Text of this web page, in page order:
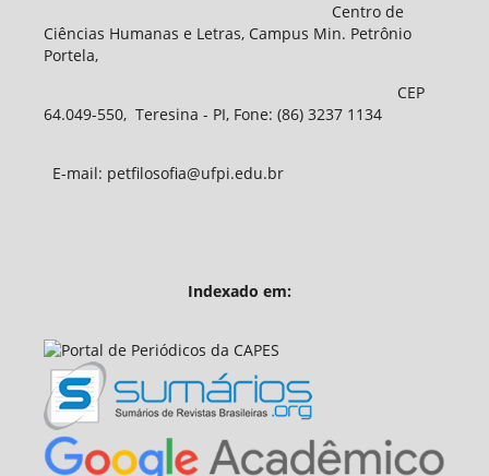
Centro de
Ciências Humanas e Letras, Campus Min. Petrônio
Portela,
CEP
64.049-550, Teresina - PI, Fone: (86) 3237 1134
E-mail: petfilosofia@ufpi.edu.br
Indexado em: